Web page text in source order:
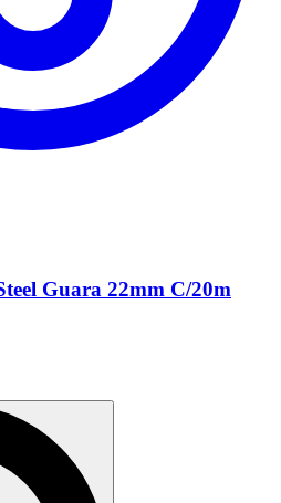
Guara 22mm C/20m